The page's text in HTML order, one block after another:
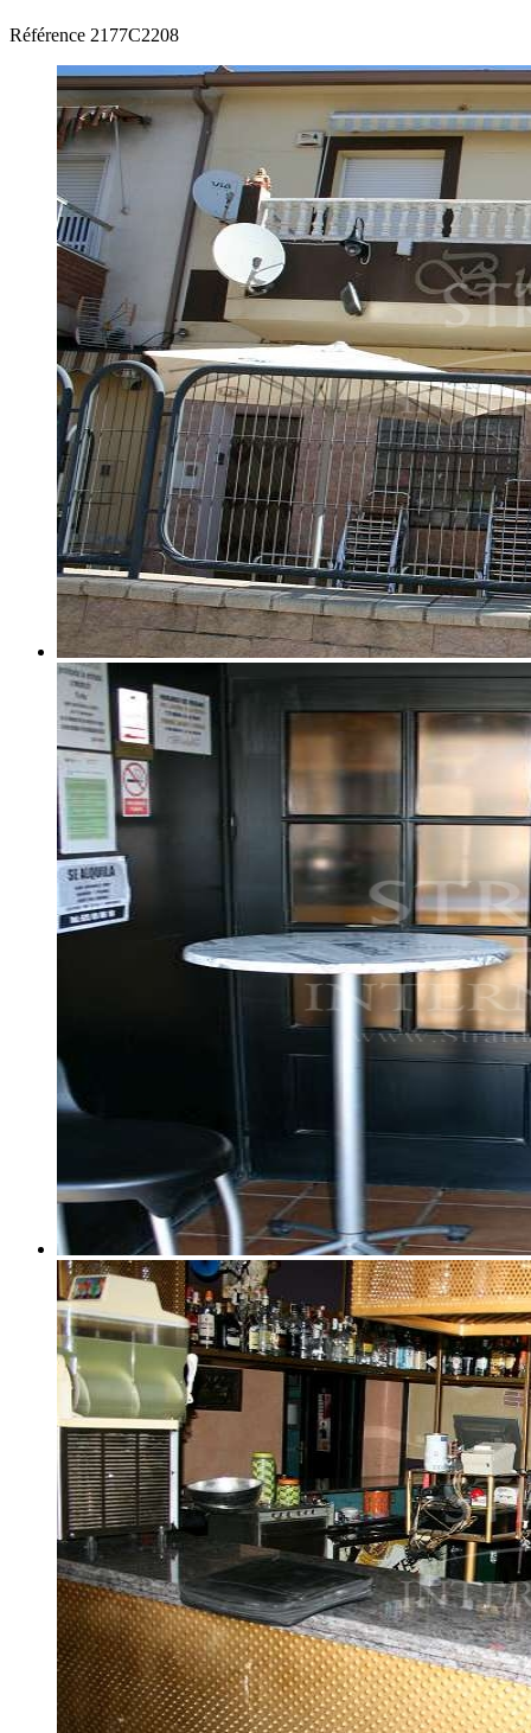
Référence 2177C2208